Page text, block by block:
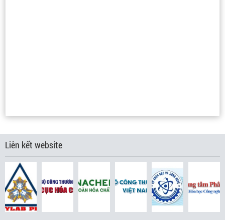
Liên kết website